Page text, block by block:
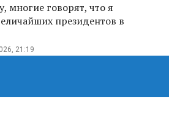
многие говорят, что я
президентов в
21:19